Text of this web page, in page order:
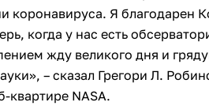
Я благодарен
когда у нас есть
жду великого дня и
– сказал Грегори Л.
квартире NASA.